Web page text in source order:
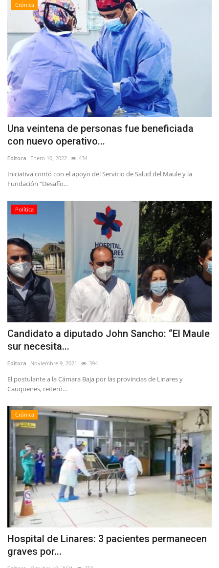
Crónica
Una veintena de personas fue beneficiada
con nuevo operativo...
Editora Enero 10, 2022 434
Iniciativa contó con el apoyo del Servicio de Salud del Maule y la
Fundación “Desafío...
Política
Candidato a diputado John Sancho: “El Maule
sur necesita...
Editora Noviembre 9, 2021 394
El postulante a la Cámara Baja por las provincias de Linares y
Cauquenes, reiteró...
Crónica
Hospital de Linares: 3 pacientes permanecen
graves por...